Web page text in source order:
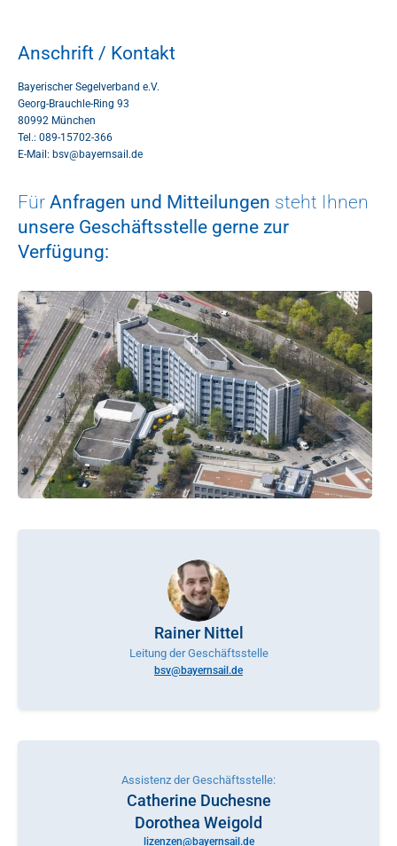
Anschrift / Kontakt
Bayerischer Segelverband e.V.
Georg-Brauchle-Ring 93
80992 München
Tel.: 089-15702-366
E-Mail: bsv@bayernsail.de
Für Anfragen und Mitteilungen steht Ihnen
unsere Geschäftsstelle gerne zur
Verfügung:
Rainer Nittel
Leitung der Geschäftsstelle
bsv@bayernsail.de
Assistenz der Geschäftsstelle:
Catherine Duchesne
Dorothea Weigold
lizenzen@bayernsail.de